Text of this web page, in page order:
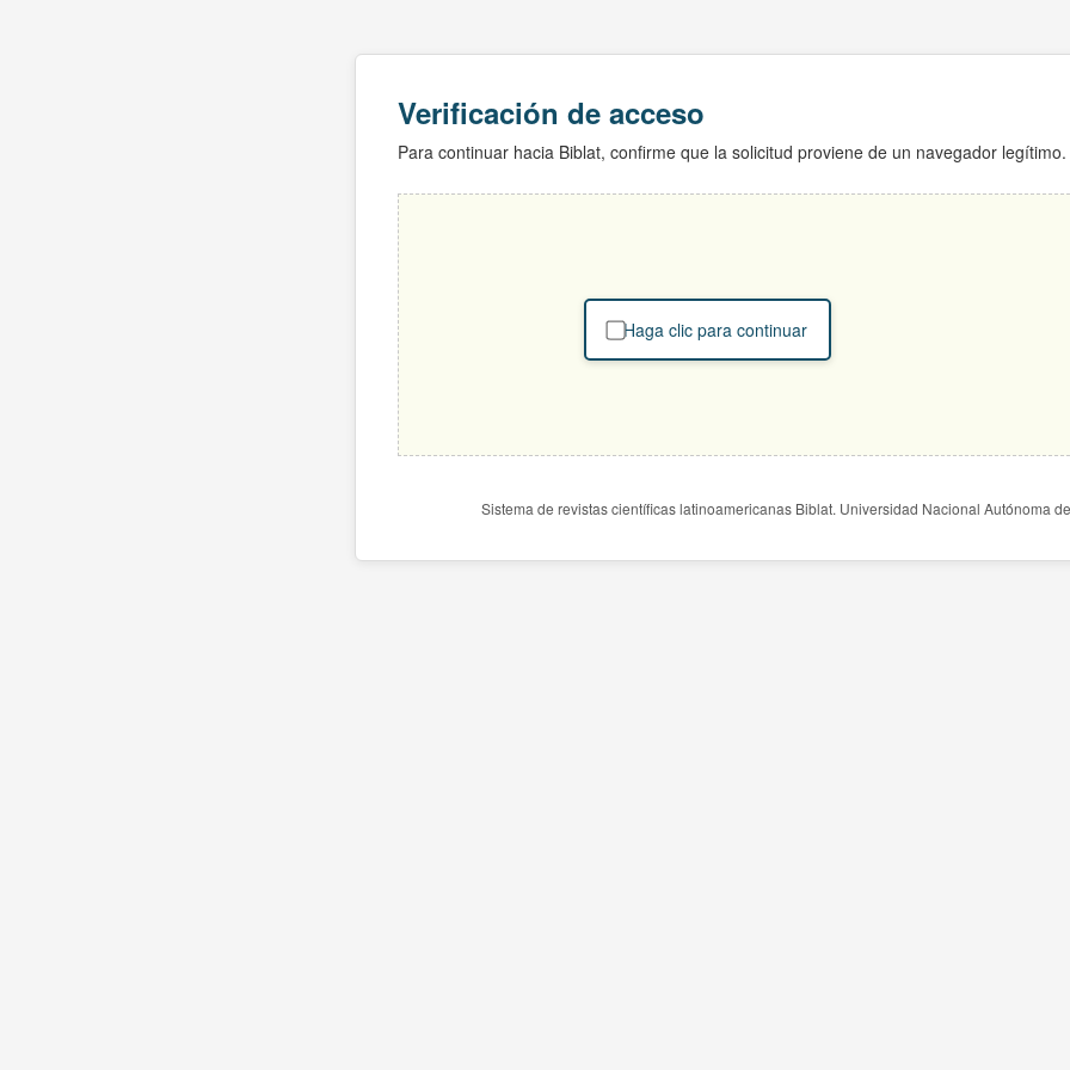
Verificación de acceso
Para continuar hacia Biblat, confirme que la solicitud proviene de un navegador legítimo.
Haga clic para continuar
Sistema de revistas científicas latinoamericanas Biblat. Universidad Nacional Autónoma